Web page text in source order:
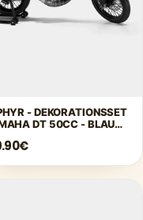
- DEKORATIONSSET
DT 50CC - BLAU